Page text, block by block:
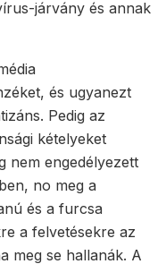
járvány és annak
és ugyanezt
Pedig az
kételyeket
nem engedélyezett
no meg a
és a furcsa
a felvetésekre az
meg se hallanák. A